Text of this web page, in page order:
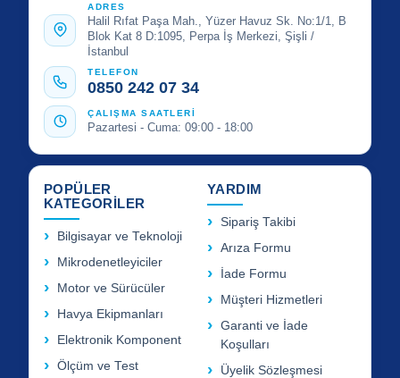
ADRES
Halil Rıfat Paşa Mah., Yüzer Havuz Sk. No:1/1, B
Blok Kat 8 D:1095, Perpa İş Merkezi, Şişli /
İstanbul
TELEFON
0850 242 07 34
ÇALIŞMA SAATLERİ
Pazartesi - Cuma: 09:00 - 18:00
POPÜLER
KATEGORİLER
Bilgisayar ve Teknoloji
Mikrodenetleyiciler
Motor ve Sürücüler
Havya Ekipmanları
Elektronik Komponent
Ölçüm ve Test
YARDIM
Sipariş Takibi
Arıza Formu
İade Formu
Müşteri Hizmetleri
Garanti ve İade
Koşulları
Üyelik Sözleşmesi